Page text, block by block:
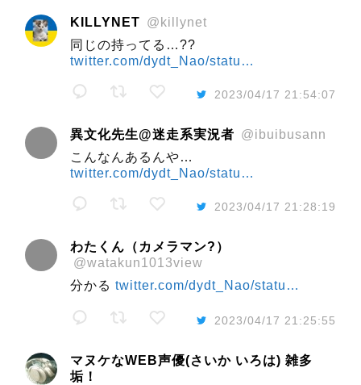
KILLYNET @killynet
同じの持ってる…??
twitter.com/dydt_Nao/statu…
2023/04/17 21:54:07
異文化先生@迷走系実況者 @ibuibusann
こんなんあるんや…
twitter.com/dydt_Nao/statu…
2023/04/17 21:28:19
わたくん（カメラマン?）
@watakun1013view
分かる twitter.com/dydt_Nao/statu…
2023/04/17 21:25:55
マヌケなWEB声優(さいか いろは) 雑多
垢！